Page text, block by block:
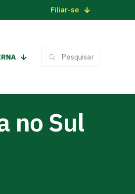
Filiar-se
no Sul